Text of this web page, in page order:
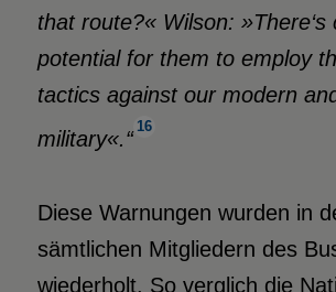
that route?« Wilson: »There‘s
potential for them to employ
tactics against our modern
military«.“
16
Diese Warnungen wurden in
sämtlichen Mitgliedern des
wiederholt. So verglich die